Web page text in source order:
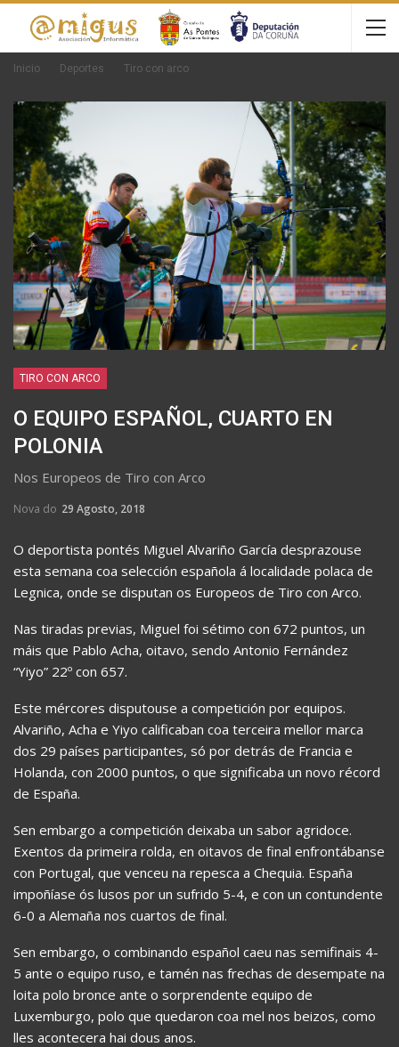
Inicio Deportes Tiro con arco
TIRO CON ARCO
O EQUIPO ESPAÑOL, CUARTO EN
POLONIA
Nos Europeos de Tiro con Arco
Nova do 29 Agosto, 2018
O deportista pontés Miguel Alvariño García desprazouse
esta semana coa selección española á localidade polaca de
Legnica, onde se disputan os Europeos de Tiro con Arco.
Nas tiradas previas, Miguel foi sétimo con 672 puntos, un
máis que Pablo Acha, oitavo, sendo Antonio Fernández
“Yiyo” 22º con 657.
Este mércores disputouse a competición por equipos.
Alvariño, Acha e Yiyo calificaban coa terceira mellor marca
dos 29 países participantes, só por detrás de Francia e
Holanda, con 2000 puntos, o que significaba un novo récord
de España.
Sen embargo a competición deixaba un sabor agridoce.
Exentos da primeira rolda, en oitavos de final enfrontábanse
con Portugal, que venceu na repesca a Chequia. España
impoñíase ós lusos por un sufrido 5-4, e con un contundente
6-0 a Alemaña nos cuartos de final.
Sen embargo, o combinando español caeu nas semifinais 4-
5 ante o equipo ruso, e tamén nas frechas de desempate na
loita polo bronce ante o sorprendente equipo de
Luxemburgo, polo que quedaron coa mel nos beizos, como
lles acontecera hai dous anos.